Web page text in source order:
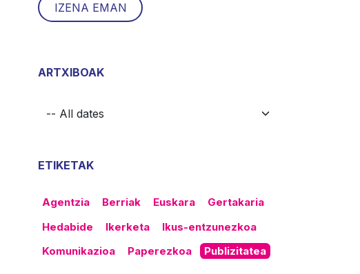
IZENA EMAN
ARTXIBOAK
ETIKETAK
Agentzia Berriak Euskara
Gertakaria
Hedabide
Ikerketa
Ikus-entzunezkoa
Komunikazioa
Paperezkoa Publizitatea